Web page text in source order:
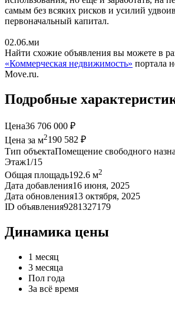
самым без всяких рисков и усилий
первоначальный капитал.
02.06.ми
Найти схожие объявления вы можете в
«Коммерческая недвижимость» портала
Move.ru.
Подробные
Цена36 706 000 ₽
Цена за м2190 582 ₽
Тип объектаПомещение свободного
Этаж1/15
Общая площадь192.6 м2
Дата добавления16 июня, 2025
Дата обновления13 октября, 2025
ID объявления9281327179
Динамика цены
1 месяц
3 месяца
Пол года
За всё время